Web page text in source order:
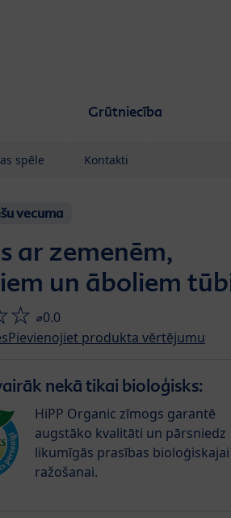
Grūtniecība
spēle Kontakti
vecuma
ar zemenēm,
un āboliem
⌀0.0
Pievienojiet produkta vērtējumu
nekā tikai bioloģisks:
HiPP Organic zīmogs garantē
augstāko kvalitāti un pārsniedz
likumīgās prasības bioloģiskajai
ražošanai.